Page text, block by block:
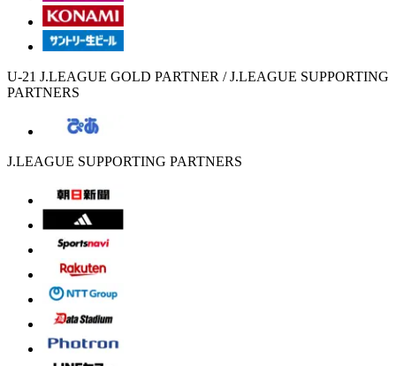
U-21 J.LEAGUE GOLD PARTNER / J.LEAGUE SUPPORTING
PARTNERS
J.LEAGUE SUPPORTING PARTNERS